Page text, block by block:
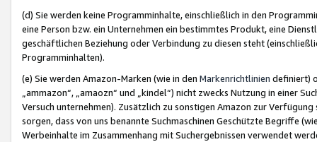
(d) Sie werden keine Programminhalte, einschließlich in den
eine Person bzw. ein Unternehmen ein bestimmtes Produkt, eine
geschäftlichen Beziehung oder Verbindung zu diesen steht
Programminhalten).
(e) Sie werden Amazon-Marken (wie in den Markenrichtlinien definiert)
„ammazon“, „amaozn“ und „kindel“) nicht zwecks Nutzung in einer
Versuch unternehmen). Zusätzlich zu sonstigen Amazon zur
sorgen, dass von uns benannte Suchmaschinen Geschützte Begriffe
Werbeinhalte im Zusammenhang mit Suchergebnissen verwendet